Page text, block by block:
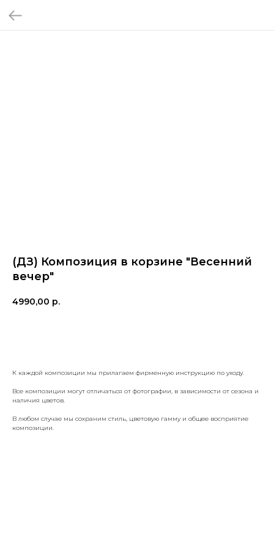
(ДЗ) Композиция в корзине "Весенний
вечер"
4990,00 р.
К каждой композиции мы прилагаем фирменную инструкцию по уходу.
Все композиции могут отличаться от фотографии, в зависимости от сезона и
наличия цветов.
В любом случае мы сохраним стиль, цветовую гамму и общее восприятие
композиции.